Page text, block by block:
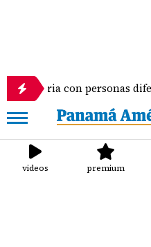
con personas diferentes?
videos premium